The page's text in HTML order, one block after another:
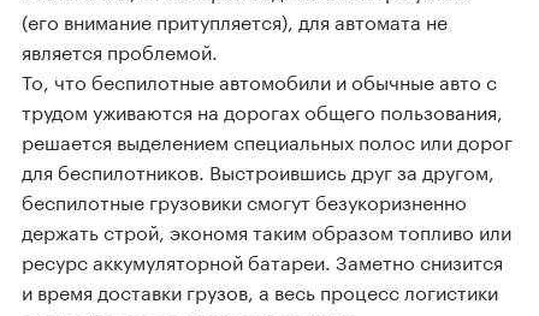
(его внимание притупляется), для автомата не
является проблемой.
То, что беспилотные автомобили и обычные авто с
трудом уживаются на дорогах общего пользования,
решается выделением специальных полос или дорог
для беспилотников. Выстроившись друг за другом,
беспилотные грузовики смогут безукоризненно
держать строй, экономя таким образом топливо или
ресурс аккумуляторной батареи. Заметно снизится
и время доставки грузов, а весь процесс логистики